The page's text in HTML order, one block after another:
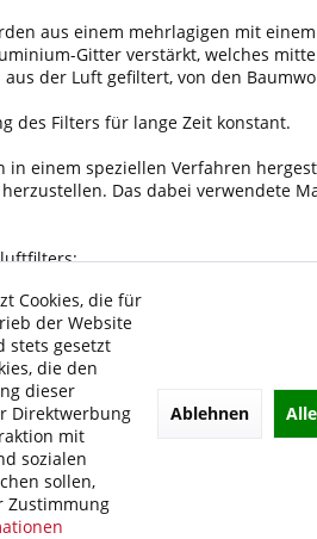
aus einem mehrlagigen mit
Gitter verstärkt, welches
der Luft gefiltert, von den
des Filters für lange Zeit konstant.
einem speziellen Verfahren
Das dabei verwendete
Modelle:
YZF-R6
1999-2002
Cookies, die für
der Website
stets gesetzt
die den
dieser
Direktwerbung
mit
sozialen
sollen,
Zustimmung
Ablehnen